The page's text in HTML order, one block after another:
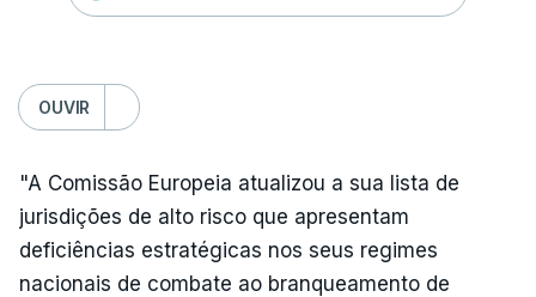
OUVIR
"A Comissão Europeia atualizou a sua lista de
jurisdições de alto risco que apresentam
deficiências estratégicas nos seus regimes
nacionais de combate ao branqueamento de